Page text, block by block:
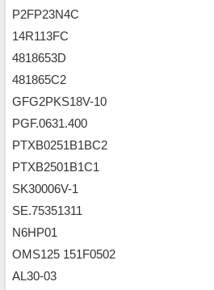
P2FP23N4C
14R113FC
4818653D
481865C2
GFG2PKS18V-10
PGF.0631.400
PTXB0251B1BC2
PTXB2501B1C1
SK30006V-1
SE.75351311
N6HP01
OMS125 151F0502
AL30-03